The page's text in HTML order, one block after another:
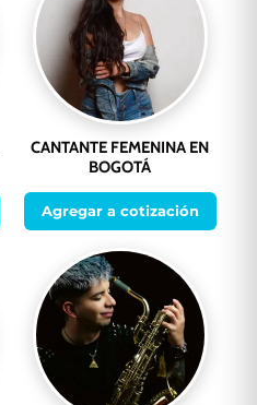
CANTANTE FEMENINA EN
BOGOTÁ
Agregar a cotización